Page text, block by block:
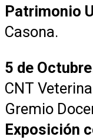
Patrimonio
Casona.
5 de
CNT
Gremio
Exposición